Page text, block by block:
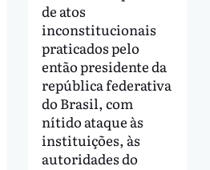
de atos
inconstitucionais
praticados pelo
então presidente da
república federativa
do Brasil, com
nítido ataque às
instituições, às
autoridades do